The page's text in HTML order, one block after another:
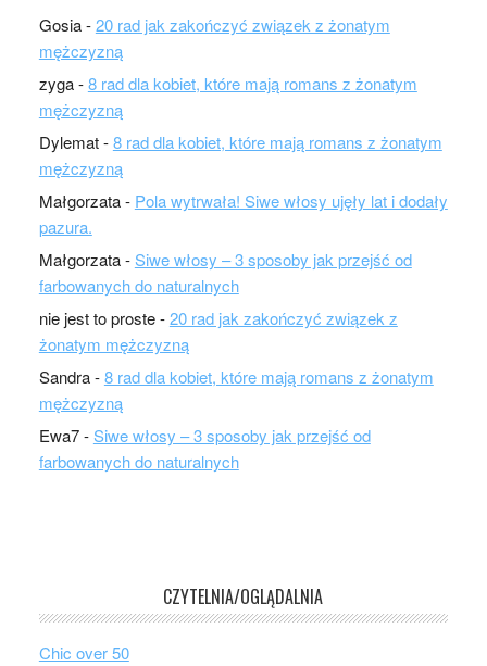
Gosia-20 rad jak zakończyć związek z żonatym
mężczyzną
zyga-8 rad dla kobiet, które mają romans z żonatym
mężczyzną
Dylemat-8 rad dla kobiet, które mają romans z żonatym
mężczyzną
Małgorzata- Pola wytrwała! Siwe włosy ujęły lat i dodały
pazura.
Małgorzata-Siwe włosy – 3 sposoby jak przejść od
farbowanych do naturalnych
nie jest to proste-20 rad jak zakończyć związek z
żonatym mężczyzną
Sandra-8 rad dla kobiet, które mają romans z żonatym
mężczyzną
Ewa7-Siwe włosy – 3 sposoby jak przejść od
farbowanych do naturalnych
CZYTELNIA/OGLĄDALNIA
Chic over 50